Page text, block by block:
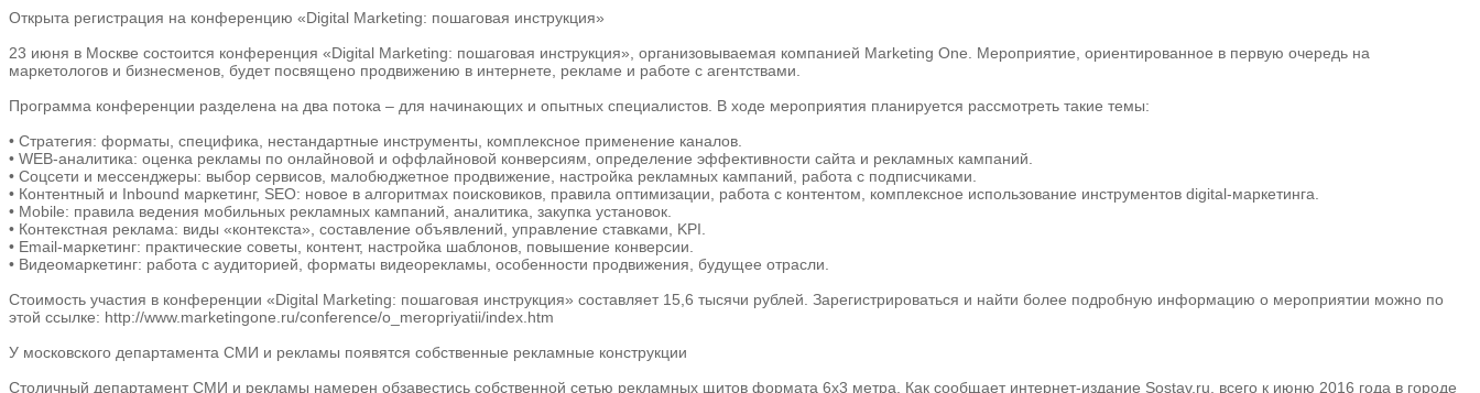
Открыта регистрация на конференцию «Digital Marketing: пошаговая инструкция»
23 июня в Москве состоится конференция «Digital Marketing: пошаговая инструкция», организовываемая компанией Marketing One. Мероприятие, ориентированное в первую очередь на
маркетологов и бизнесменов, будет посвящено продвижению в интернете, рекламе и работе с агентствами.
Программа конференции разделена на два потока – для начинающих и опытных специалистов. В ходе мероприятия планируется рассмотреть такие темы:
• Стратегия: форматы, специфика, нестандартные инструменты, комплексное применение каналов.
• WEB-аналитика: оценка рекламы по онлайновой и оффлайновой конверсиям, определение эффективности сайта и рекламных кампаний.
• Соцсети и мессенджеры: выбор сервисов, малобюджетное продвижение, настройка рекламных кампаний, работа с подписчиками.
• Контентный и Inbound маркетинг, SEO: новое в алгоритмах поисковиков, правила оптимизации, работа с контентом, комплексное использование инструментов digital-маркетинга.
• Mobile: правила ведения мобильных рекламных кампаний, аналитика, закупка установок.
• Контекстная реклама: виды «контекста», составление объявлений, управление ставками, KPI.
• Email-маркетинг: практические советы, контент, настройка шаблонов, повышение конверсии.
• Видеомаркетинг: работа с аудиторией, форматы видеорекламы, особенности продвижения, будущее отрасли.
Стоимость участия в конференции «Digital Marketing: пошаговая инструкция» составляет 15,6 тысячи рублей. Зарегистрироваться и найти более подробную информацию о мероприятии можно по
этой ссылке: http://www.marketingone.ru/conference/o_meropriyatii/index.htm
У московского департамента СМИ и рекламы появятся собственные рекламные конструкции
Столичный департамент СМИ и рекламы намерен обзавестись собственной сетью рекламных щитов формата 6х3 метра. Как сообщает интернет-издание Sostav.ru, всего к июню 2016 года в городе